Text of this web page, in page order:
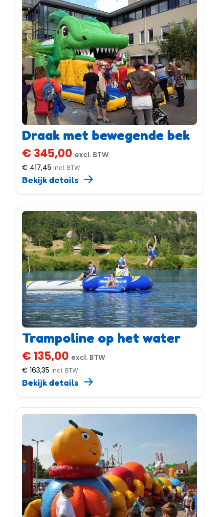
Draak met bewegende bek
€ 345,00 excl. BTW
€ 417,45 incl. BTW
Bekijk details
Trampoline op het water
€ 135,00 excl. BTW
€ 163,35 incl. BTW
Bekijk details